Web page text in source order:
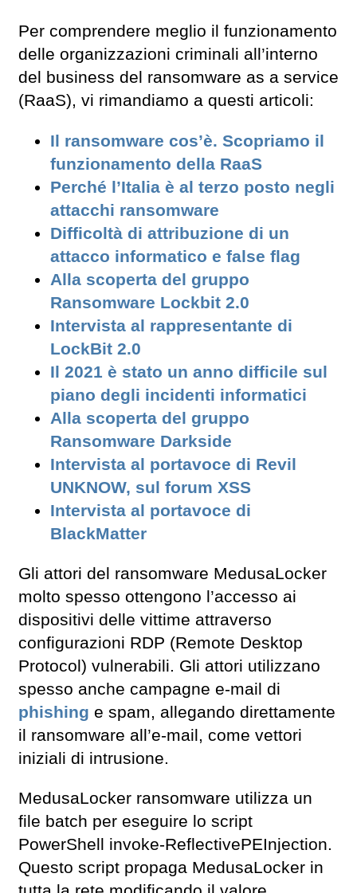
Per comprendere meglio il funzionamento
delle organizzazioni criminali all’interno
del business del ransomware as a service
(RaaS), vi rimandiamo a questi articoli:
Il ransomware cos’è. Scopriamo il
funzionamento della RaaS
Perché l’Italia è al terzo posto negli
attacchi ransomware
Difficoltà di attribuzione di un
attacco informatico e false flag
Alla scoperta del gruppo
Ransomware Lockbit 2.0
Intervista al rappresentante di
LockBit 2.0
Il 2021 è stato un anno difficile sul
piano degli incidenti informatici
Alla scoperta del gruppo
Ransomware Darkside
Intervista al portavoce di Revil
UNKNOW, sul forum XSS
Intervista al portavoce di
BlackMatter
Gli attori del ransomware MedusaLocker
molto spesso ottengono l’accesso ai
dispositivi delle vittime attraverso
configurazioni RDP (Remote Desktop
Protocol) vulnerabili. Gli attori utilizzano
spesso anche campagne e-mail di
phishing e spam, allegando direttamente
il ransomware all’e-mail, come vettori
iniziali di intrusione.
MedusaLocker ransomware utilizza un
file batch per eseguire lo script
PowerShell invoke-ReflectivePEInjection.
Questo script propaga MedusaLocker in